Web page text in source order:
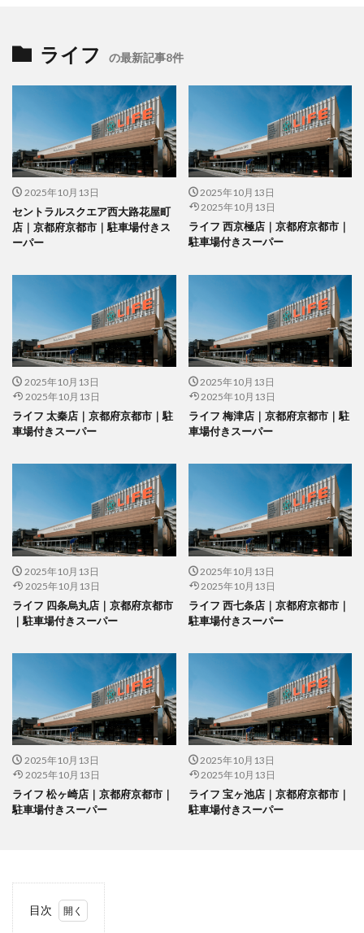
ライフ の最新記事8件
2025年10月13日
セントラルスクエア西大路花屋町
店｜京都府京都市｜駐車場付きス
ーパー
2025年10月13日
2025年10月13日
ライフ 西京極店｜京都府京都市｜
駐車場付きスーパー
2025年10月13日
2025年10月13日
ライフ 太秦店｜京都府京都市｜駐
車場付きスーパー
2025年10月13日
2025年10月13日
ライフ 梅津店｜京都府京都市｜駐
車場付きスーパー
2025年10月13日
2025年10月13日
ライフ 四条烏丸店｜京都府京都市
｜駐車場付きスーパー
2025年10月13日
2025年10月13日
ライフ 西七条店｜京都府京都市｜
駐車場付きスーパー
2025年10月13日
2025年10月13日
ライフ 松ヶ崎店｜京都府京都市｜
駐車場付きスーパー
2025年10月13日
2025年10月13日
ライフ 宝ヶ池店｜京都府京都市｜
駐車場付きスーパー
目次